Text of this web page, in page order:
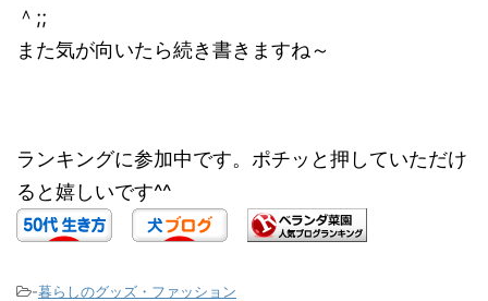
＾;;
また気が向いたら続き書きますね～
ランキングに参加中です。ポチッと押していただけ
ると嬉しいです^^
-暮らしのグッズ・ファッション